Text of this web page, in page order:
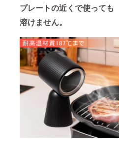
プレートの近くで使っても
溶けません。